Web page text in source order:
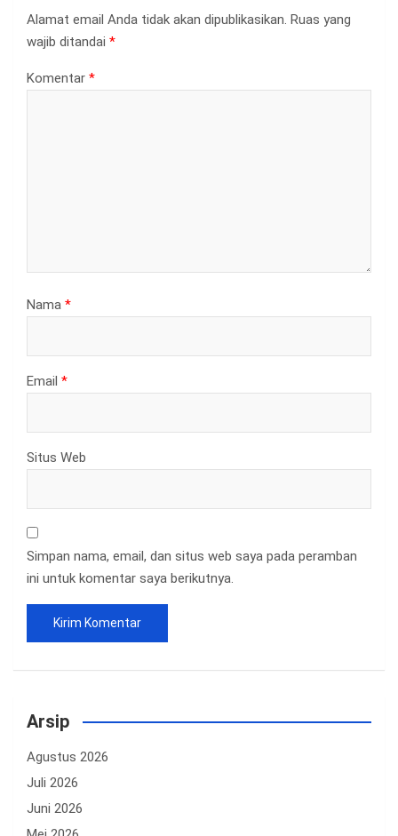
Alamat email Anda tidak akan dipublikasikan. Ruas yang
wajib ditandai *
Komentar *
Nama *
Email *
Situs Web
Simpan nama, email, dan situs web saya pada peramban
ini untuk komentar saya berikutnya.
Arsip
Agustus 2026
Juli 2026
Juni 2026